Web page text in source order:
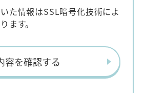
た情報はSSL暗号化技術によ
ます。
容を確認する